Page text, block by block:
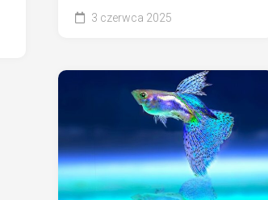
3 czerwca 2025